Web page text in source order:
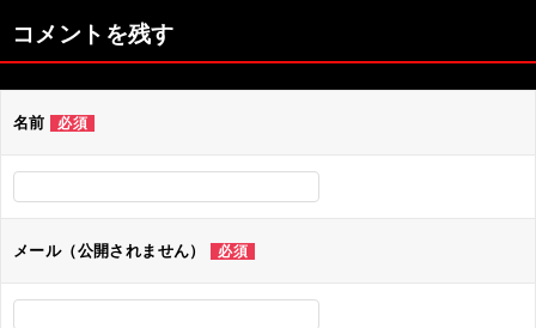
ビ
ゲ
ー
シ
ョ
ン
コメントを残す
名前 必須
メール（公開されません） 必須